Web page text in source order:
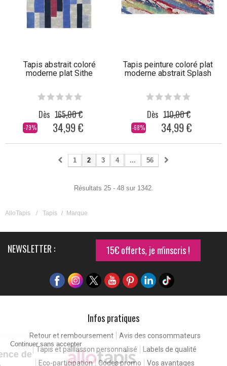
Continuer sans accepter
Pour une expérience de
Tapis abstrait coloré
moderne plat Sithe
-79%
Dès 165,00 €
34,99 €
Tapis peinture coloré plat
moderne abstrait Splash
-68%
Dès 110,00 €
34,99 €
1 2 3 4 ... 56
Résultats 25 - 48 sur 1342.
AlloTapis / Tapis / Marque
NEWSLETTER : 15€ offerts, je m'inscris !
Infos pratiques
Retour et remboursement
Avis des consommateurs
Tapis et paillasson personnalisé
Labels de qualité
Eco-participation
Codes promo Vos avantages